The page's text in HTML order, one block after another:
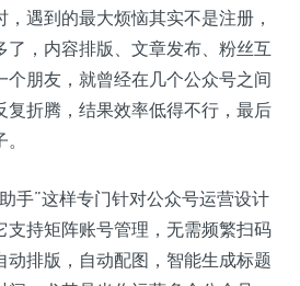
遇到的最大烦恼其实不是注册，
了，内容排版、文章发布、粉丝互
个朋友，就曾经在几个公众号之间
复折腾，结果效率低得不行，最后
手”这样专门针对公众号运营设计
支持矩阵账号管理，无需频繁扫码
动排版，自动配图，智能生成标题